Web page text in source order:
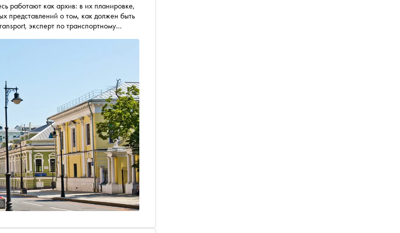
работают как архив: в их планировке,
представлений о том, как должен быть
эксперт по транспортному